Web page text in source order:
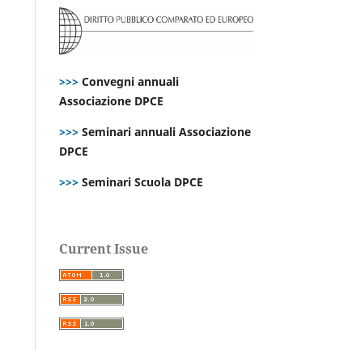
>>> Convegni annuali
Associazione DPCE
>>> Seminari annuali Associazione
DPCE
>>> Seminari Scuola DPCE
Current Issue